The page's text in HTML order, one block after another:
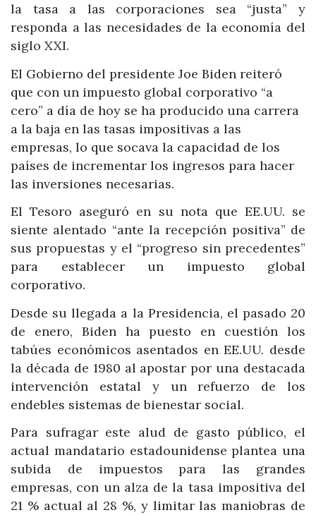
la tasa a las corporaciones sea “justa” y
responda a las necesidades de la economía del
siglo XXI.
El Gobierno del presidente Joe Biden reiteró
que con un impuesto global corporativo “a
cero” a día de hoy se ha producido una carrera
a la baja en las tasas impositivas a las
empresas, lo que socava la capacidad de los
países de incrementar los ingresos para hacer
las inversiones necesarias.
El Tesoro aseguró en su nota que EE.UU. se
siente alentado “ante la recepción positiva” de
sus propuestas y el “progreso sin precedentes”
para establecer un impuesto global
corporativo.
Desde su llegada a la Presidencia, el pasado 20
de enero, Biden ha puesto en cuestión los
tabúes económicos asentados en EE.UU. desde
la década de 1980 al apostar por una destacada
intervención estatal y un refuerzo de los
endebles sistemas de bienestar social.
Para sufragar este alud de gasto público, el
actual mandatario estadounidense plantea una
subida de impuestos para las grandes
empresas, con un alza de la tasa impositiva del
21 % actual al 28 %, y limitar las maniobras de